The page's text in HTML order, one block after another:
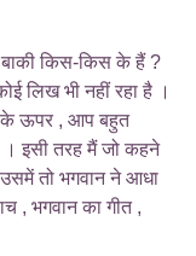
किस-किस के हैं ?
लिख भी नहीं रहा है ।
के ऊपर , आप बहुत
। इसी तरह मैं जो कहने
उसमें तो भगवान ने आधा
, भगवान का गीत ,